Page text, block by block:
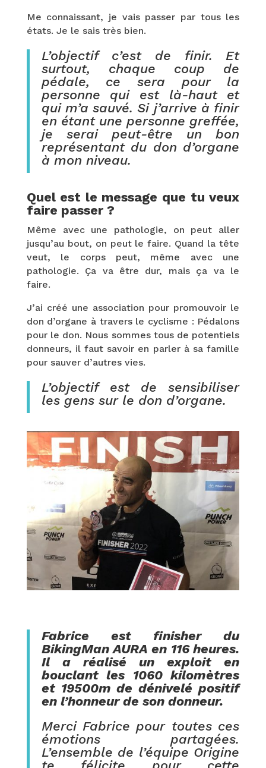
Me connaissant, je vais passer par tous les
états. Je le sais très bien.
L’objectif c’est de finir. Et
surtout, chaque coup de
pédale, ce sera pour la
personne qui est là-haut et
qui m’a sauvé. Si j’arrive à finir
en étant une personne greffée,
je serai peut-être un bon
représentant du don d’organe
à mon niveau.
Quel est le message que tu veux
faire passer ?
Même avec une pathologie, on peut aller
jusqu’au bout, on peut le faire. Quand la tête
veut, le corps peut, même avec une
pathologie. Ça va être dur, mais ça va le
faire.
J’ai créé une association pour promouvoir le
don d’organe à travers le cyclisme : Pédalons
pour le don. Nous sommes tous de potentiels
donneurs, il faut savoir en parler à sa famille
pour sauver d’autres vies.
L’objectif est de sensibiliser
les gens sur le don d’organe.
Fabrice est finisher du
BikingMan AURA en 116 heures.
Il a réalisé un exploit en
bouclant les 1060 kilomètres
et 19500m de dénivelé positif
en l’honneur de son donneur.
Merci Fabrice pour toutes ces
émotions partagées.
L’ensemble de l’équipe Origine